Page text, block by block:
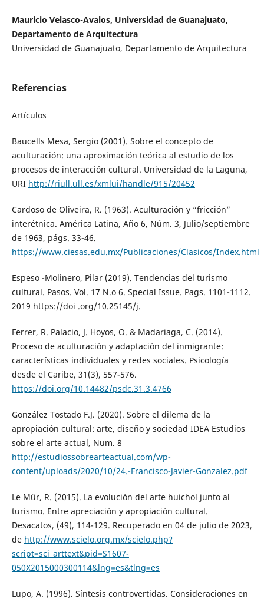
Mauricio Velasco-Avalos, Universidad de Guanajuato,
Departamento de Arquitectura
Universidad de Guanajuato, Departamento de Arquitectura
Referencias
Artículos
Baucells Mesa, Sergio (2001). Sobre el concepto de
aculturación: una aproximación teórica al estudio de los
procesos de interacción cultural. Universidad de la Laguna,
URI http://riull.ull.es/xmlui/handle/915/20452
Cardoso de Oliveira, R. (1963). Aculturación y “fricción”
interétnica. América Latina, Año 6, Núm. 3, Julio/septiembre
de 1963, págs. 33-46.
https://www.ciesas.edu.mx/Publicaciones/Clasicos/Index.html
Espeso -Molinero, Pilar (2019). Tendencias del turismo
cultural. Pasos. Vol. 17 N.o 6. Special Issue. Pags. 1101-1112.
2019 https://doi .org/10.25145/j.
Ferrer, R. Palacio, J. Hoyos, O. & Madariaga, C. (2014).
Proceso de aculturación y adaptación del inmigrante:
características individuales y redes sociales. Psicología
desde el Caribe, 31(3), 557-576.
https://doi.org/10.14482/psdc.31.3.4766
González Tostado F.J. (2020). Sobre el dilema de la
apropiación cultural: arte, diseño y sociedad IDEA Estudios
sobre el arte actual, Num. 8
http://estudiossobrearteactual.com/wp-
content/uploads/2020/10/24.-Francisco-Javier-Gonzalez.pdf
Le Mûr, R. (2015). La evolución del arte huichol junto al
turismo. Entre apreciación y apropiación cultural.
Desacatos, (49), 114-129. Recuperado en 04 de julio de 2023,
de http://www.scielo.org.mx/scielo.php?
script=sci_arttext&pid=S1607-
050X2015000300114&lng=es&tlng=es
Lupo, A. (1996). Síntesis controvertidas. Consideraciones en